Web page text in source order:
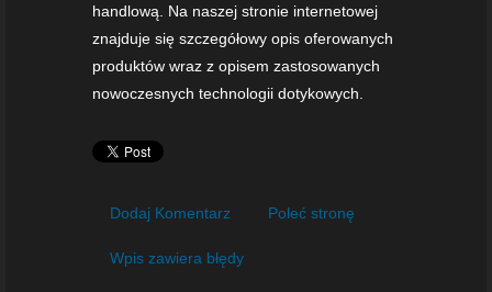
handlową. Na naszej stronie internetowej
znajduje się szczegółowy opis oferowanych
produktów wraz z opisem zastosowanych
nowoczesnych technologii dotykowych.
Dodaj Komentarz Poleć stronę
Wpis zawiera błędy